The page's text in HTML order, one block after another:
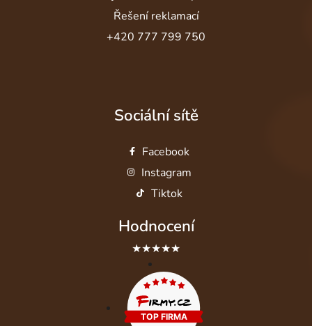
Řešení reklamací
+420 777 799 750
Sociální sítě
Facebook
Instagram
Tiktok
Hodnocení
★★★★★